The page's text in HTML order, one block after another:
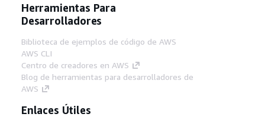
Herramientas Para
Desarrolladores
Biblioteca de ejemplos de código de AWS
AWS CLI
Centro de creadores en AWS
Blog de herramientas para desarrolladores de
AWS
Enlaces Útiles